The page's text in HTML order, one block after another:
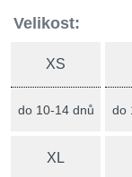
Velikost:
XS
do 10-14 dnů do
XL